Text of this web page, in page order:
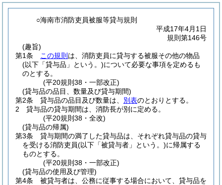
○海南市消防吏員被服等貸与規則
平成17年4月1日
規則第146号
(趣旨)
第1条
この規則 は、消防吏員に貸与する被服その他の物品
(以下「貸与品」という。)について必要な事項を定めるも
のとする。
(平20規則38・一部改正)
(貸与品の品目、数量及び貸与期間)
第2条
貸与品の品目及び数量は、 別表のとおりとする。
2
貸与品の貸与期間は、消防長が別に定める。
(平20規則38・全改)
(貸与品の帰属)
第3条
貸与期間の満了した貸与品は、それぞれ貸与品の貸与
を受ける消防吏員(以下「被貸与者」という。)に帰属する
ものとする。
(平20規則38・一部改正)
(貸与品の使用及び管理)
第4条
被貸与者は、公務に従事する場合において、貸与品を